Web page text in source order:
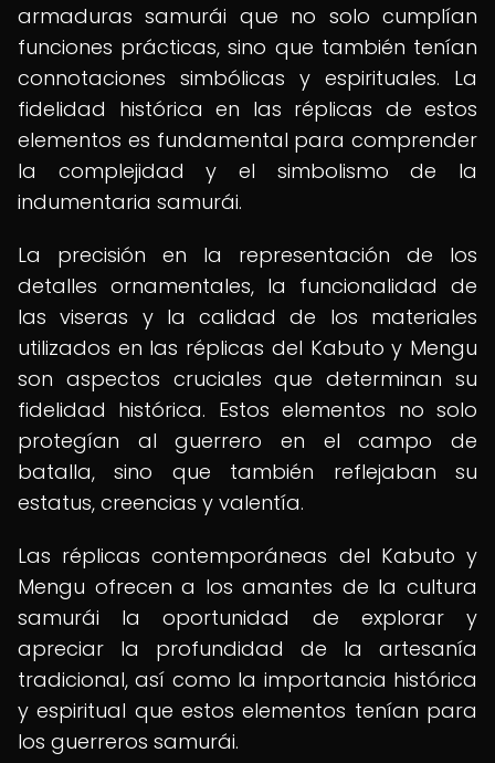
armaduras samurái que no solo cumplían
funciones prácticas, sino que también tenían
connotaciones simbólicas y espirituales. La
fidelidad histórica en las réplicas de estos
elementos es fundamental para comprender
la complejidad y el simbolismo de la
indumentaria samurái.
La precisión en la representación de los
detalles ornamentales, la funcionalidad de
las viseras y la calidad de los materiales
utilizados en las réplicas del Kabuto y Mengu
son aspectos cruciales que determinan su
fidelidad histórica. Estos elementos no solo
protegían al guerrero en el campo de
batalla, sino que también reflejaban su
estatus, creencias y valentía.
Las réplicas contemporáneas del Kabuto y
Mengu ofrecen a los amantes de la cultura
samurái la oportunidad de explorar y
apreciar la profundidad de la artesanía
tradicional, así como la importancia histórica
y espiritual que estos elementos tenían para
los guerreros samurái.